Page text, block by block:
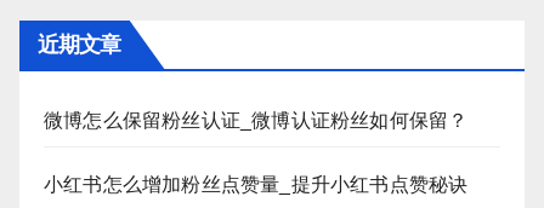
近期文章
微博怎么保留粉丝认证_微博认证粉丝如何保留？
小红书怎么增加粉丝点赞量_提升小红书点赞秘诀